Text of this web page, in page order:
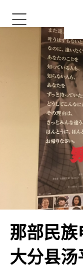
那部民
大分县